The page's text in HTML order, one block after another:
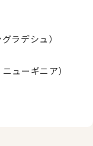
ラデシュ）
ューギニア）